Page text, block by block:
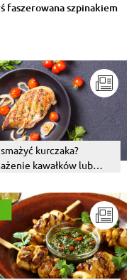
faszerowana szpinakiem
kurczaka?
kawałków lub